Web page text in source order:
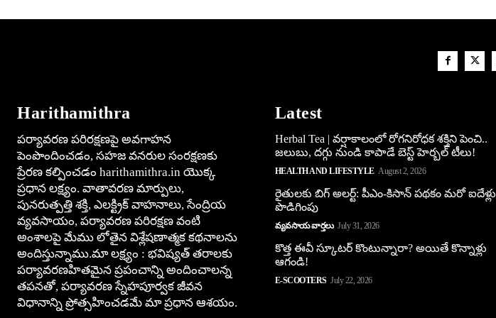
Harithamithra
పర్యావరణ పరిరక్షణపై అవగాహన
పెంపొందించడం, సహజ వనరుల సంరక్షణకు
ప్రేరణ కల్పించడం harithamithra.in యొక్క
ప్రధాన లక్ష్యం. వాతావరణ మార్పులు,
పునరుత్పత్తి శక్తి, ఎలక్ట్రిక్ వాహనాలు, సేంద్రియ
వ్యవసాయం, పర్యావరణ పరిరక్షణ వంటి
అంశాలపై మేము లోతైన విశ్లేషణాత్మక కథనాలను
అందిస్తున్నాము.మా లక్ష్యం : భవిష్యత్ తరాలకు
పర్యావరణహితమైన ప్రపంచాన్ని అందించాలన్న
తపనతో, పర్యావరణ స్నేహపూర్వక జీవన
విధానాన్ని ప్రోత్సహించడమే మా ప్రధాన ఆశయం.
Latest
Herbal Tea | వర్షాకాలంలో రోగనిరోధక శక్తిని పెంచి..
జలుబు, దగ్గు నుండి కాపాడే బెస్ట్ హెర్బల్ టీలు!
HEALTH AND LIFESTYLE August 2, 2026
రైతులకు బిగ్ అలర్ట్: పీఎం-కిసాన్ పథకం మరో ఐదేళ్లు
పొడిగింపు
వ్యవసాయ వార్తలు July 31, 2026
కొత్త ఈవీ స్కూట‌ర్ కొంటున్నారా? అయితే కొన్నాళ్లు
ఆగండి!
E-SCOOTERS July 22, 2026